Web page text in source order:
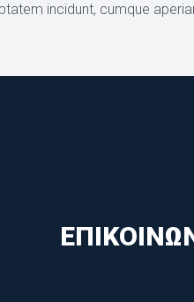
incidunt, cumque